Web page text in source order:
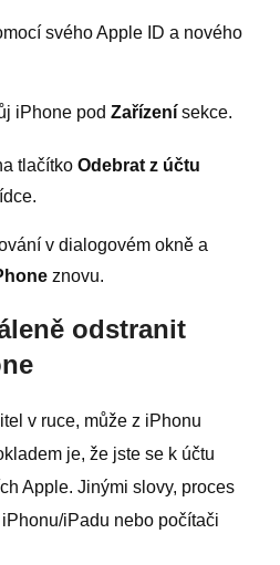
svého Apple ID a nového
iPhone pod Zařízení sekce.
tlačítko Odebrat z účtu
v dialogovém okně a
znovu.
odstranit
v ruce, může z iPhonu
je, že jste se k účtu
Apple. Jinými slovy, proces
iPadu nebo počítači